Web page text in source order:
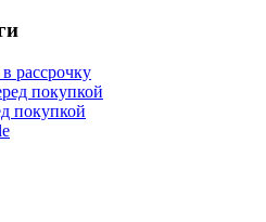
рассрочку
покупкой
покупкой